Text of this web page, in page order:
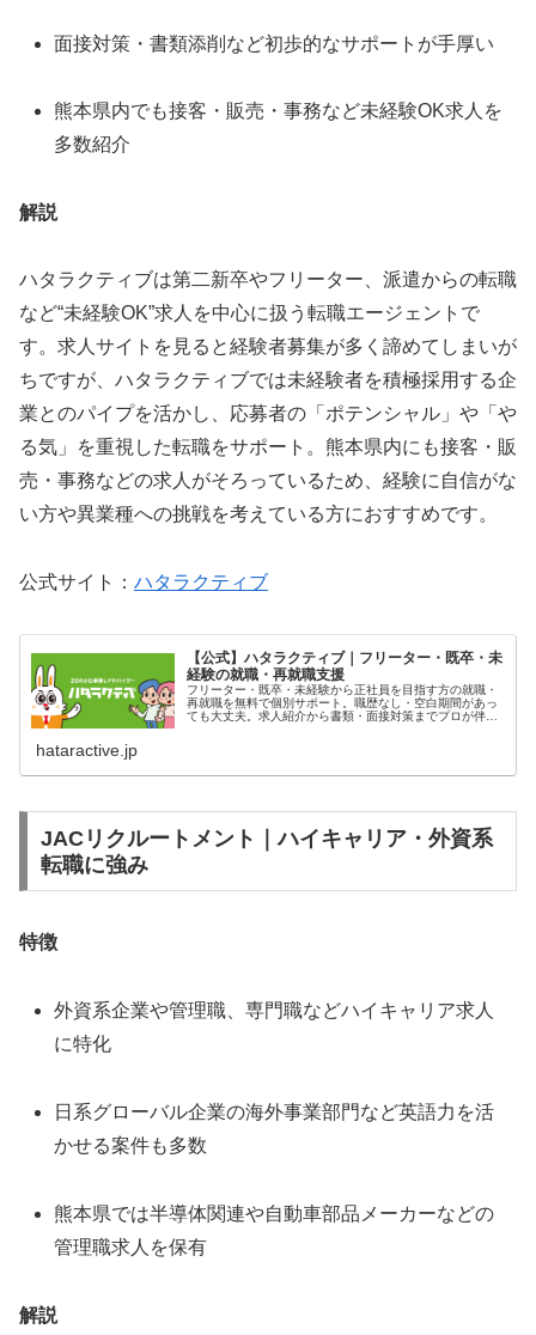
面接対策・書類添削など初歩的なサポートが手厚い
熊本県内でも接客・販売・事務など未経験OK求人を
多数紹介
解説
ハタラクティブは第二新卒やフリーター、派遣からの転職
など“未経験OK”求人を中心に扱う転職エージェントで
す。求人サイトを見ると経験者募集が多く諦めてしまいが
ちですが、ハタラクティブでは未経験者を積極採用する企
業とのパイプを活かし、応募者の「ポテンシャル」や「や
る気」を重視した転職をサポート。熊本県内にも接客・販
売・事務などの求人がそろっているため、経験に自信がな
い方や異業種への挑戦を考えている方におすすめです。
公式サイト： ハタラクティブ
【公式】ハタラクティブ｜フリーター・既卒・未
経験の就職・再就職支援
フリーター・既卒・未経験から正社員を目指す方の就職・
再就職を無料で個別サポート。職歴なし・空白期間があっ
ても大丈夫。求人紹介から書類・面接対策までプロが伴走
hataractive.jp
JACリクルートメント｜ハイキャリア・外資系
転職に強み
特徴
外資系企業や管理職、専門職などハイキャリア求人
に特化
日系グローバル企業の海外事業部門など英語力を活
かせる案件も多数
熊本県では半導体関連や自動車部品メーカーなどの
管理職求人を保有
解説